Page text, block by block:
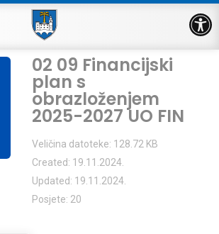
02 09 Financijski
plan s
obrazloženjem
2025-2027 UO FIN
Veličina datoteke: 128.72 KB
Created: 19.11.2024.
Updated: 19.11.2024.
Posjete: 20